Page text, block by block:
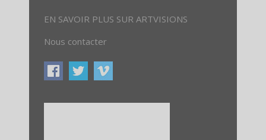
EN SAVOIR PLUS SUR ARTVISIONS
Nous contacter